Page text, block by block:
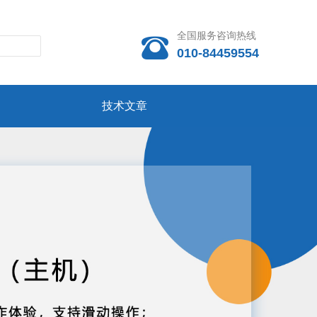
 全国服务咨询热线
010-84459554
技术文章